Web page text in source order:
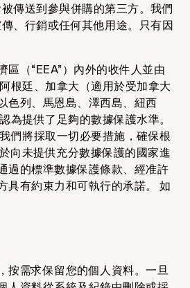
傳送到參與併購的第三方。我們
、行銷或任何其他用途。只有因
（“EEA”）內外的收件人並由
根廷、加拿大（適用於受加拿大
色列、馬恩島、澤西島、紐西
提供了足夠的數據保護水準。
們將採取一切必要措施，確保根
向未提供充分數據保護的國家進
過的標準數據保護條款、經准許
具有約束力和可執行的承諾。 如
按需求保留您的個人資料。一旦